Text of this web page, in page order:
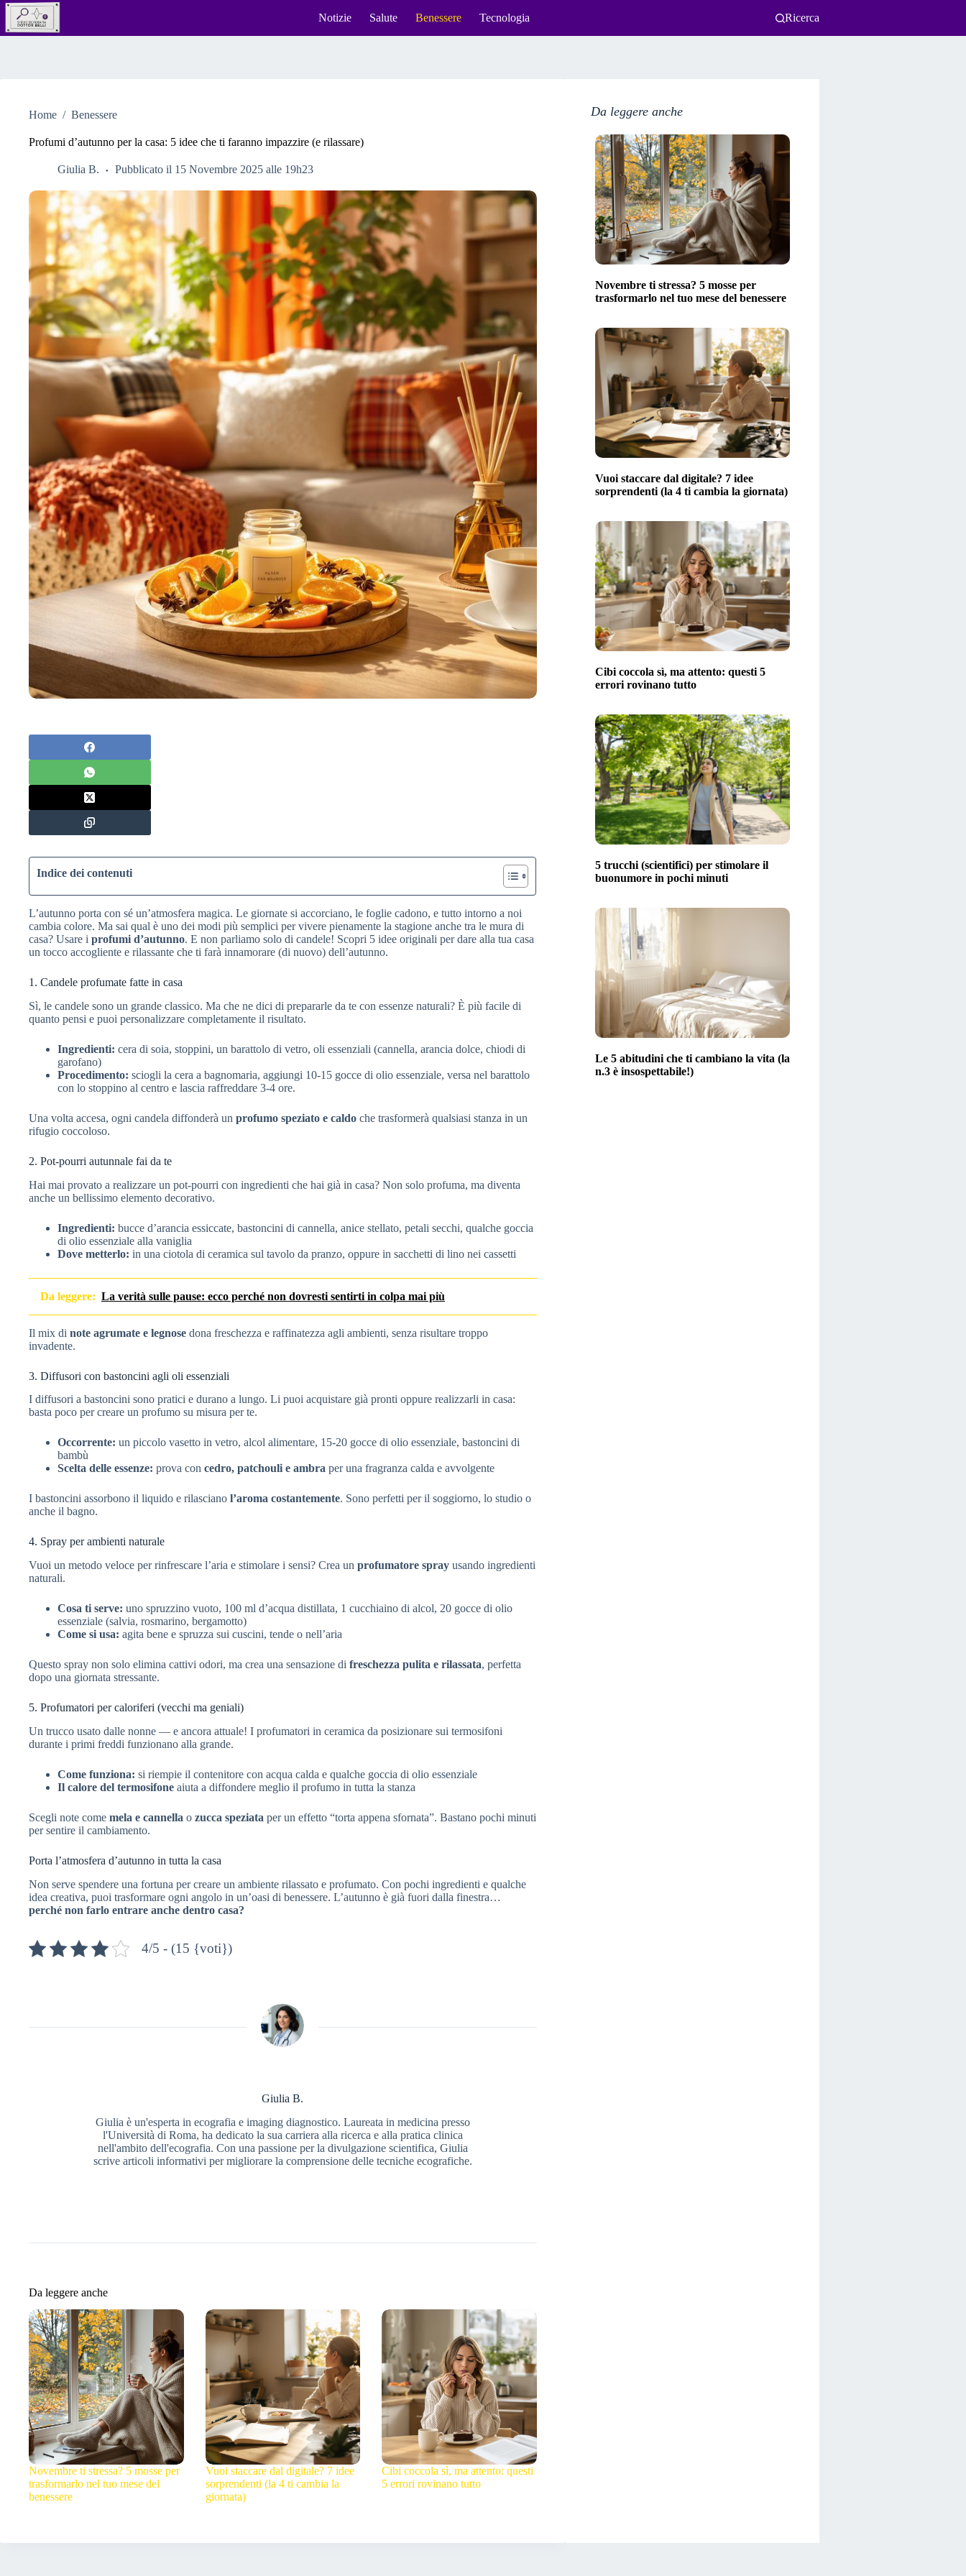
Salta
contenuto
Notizie Salute Benessere Tecnologia Ricerca
Home / Benessere
Profumi d’autunno per la casa: 5 idee che ti faranno impazzire (e rilassare)
Giulia B. Pubblicato il 15 Novembre 2025 alle 19h23
Indice dei contenuti
L’autunno porta con sé un’atmosfera magica. Le giornate si accorciano, le foglie cadono, e tutto intorno a noi
cambia colore. Ma sai qual è uno dei modi più semplici per vivere pienamente la stagione anche tra le mura di
casa? Usare i profumi d’autunno. E non parliamo solo di candele! Scopri 5 idee originali per dare alla tua casa
un tocco accogliente e rilassante che ti farà innamorare (di nuovo) dell’autunno.
1. Candele profumate fatte in casa
Sì, le candele sono un grande classico. Ma che ne dici di prepararle da te con essenze naturali? È più facile di
quanto pensi e puoi personalizzare completamente il risultato.
Ingredienti: cera di soia, stoppini, un barattolo di vetro, oli essenziali (cannella, arancia dolce, chiodi di
garofano)
Procedimento: sciogli la cera a bagnomaria, aggiungi 10-15 gocce di olio essenziale, versa nel barattolo
con lo stoppino al centro e lascia raffreddare 3-4 ore.
Una volta accesa, ogni candela diffonderà un profumo speziato e caldo che trasformerà qualsiasi stanza in un
rifugio coccoloso.
2. Pot-pourri autunnale fai da te
Hai mai provato a realizzare un pot-pourri con ingredienti che hai già in casa? Non solo profuma, ma diventa
anche un bellissimo elemento decorativo.
Ingredienti: bucce d’arancia essiccate, bastoncini di cannella, anice stellato, petali secchi, qualche goccia
di olio essenziale alla vaniglia
Dove metterlo: in una ciotola di ceramica sul tavolo da pranzo, oppure in sacchetti di lino nei cassetti
Da leggere: La verità sulle pause: ecco perché non dovresti sentirti in colpa mai più
Il mix di note agrumate e legnose dona freschezza e raffinatezza agli ambienti, senza risultare troppo
invadente.
3. Diffusori con bastoncini agli oli essenziali
I diffusori a bastoncini sono pratici e durano a lungo. Li puoi acquistare già pronti oppure realizzarli in casa:
basta poco per creare un profumo su misura per te.
Occorrente: un piccolo vasetto in vetro, alcol alimentare, 15-20 gocce di olio essenziale, bastoncini di
bambù
Scelta delle essenze: prova con cedro, patchouli e ambra per una fragranza calda e avvolgente
I bastoncini assorbono il liquido e rilasciano l’aroma costantemente. Sono perfetti per il soggiorno, lo studio o
anche il bagno.
4. Spray per ambienti naturale
Vuoi un metodo veloce per rinfrescare l’aria e stimolare i sensi? Crea un profumatore spray usando ingredienti
naturali.
Cosa ti serve: uno spruzzino vuoto, 100 ml d’acqua distillata, 1 cucchiaino di alcol, 20 gocce di olio
essenziale (salvia, rosmarino, bergamotto)
Come si usa: agita bene e spruzza sui cuscini, tende o nell’aria
Questo spray non solo elimina cattivi odori, ma crea una sensazione di freschezza pulita e rilassata, perfetta
dopo una giornata stressante.
5. Profumatori per caloriferi (vecchi ma geniali)
Un trucco usato dalle nonne — e ancora attuale! I profumatori in ceramica da posizionare sui termosifoni
durante i primi freddi funzionano alla grande.
Come funziona: si riempie il contenitore con acqua calda e qualche goccia di olio essenziale
Il calore del termosifone aiuta a diffondere meglio il profumo in tutta la stanza
Scegli note come mela e cannella o zucca speziata per un effetto “torta appena sfornata”. Bastano pochi minuti
per sentire il cambiamento.
Porta l’atmosfera d’autunno in tutta la casa
Non serve spendere una fortuna per creare un ambiente rilassato e profumato. Con pochi ingredienti e qualche
idea creativa, puoi trasformare ogni angolo in un’oasi di benessere. L’autunno è già fuori dalla finestra…
perché non farlo entrare anche dentro casa?
4/5 - (15 {voti})
Giulia B.
Giulia è un'esperta in ecografia e imaging diagnostico. Laureata in medicina presso
l'Università di Roma, ha dedicato la sua carriera alla ricerca e alla pratica clinica
nell'ambito dell'ecografia. Con una passione per la divulgazione scientifica, Giulia
scrive articoli informativi per migliorare la comprensione delle tecniche ecografiche.
Da leggere anche
Novembre ti stressa? 5 mosse per
trasformarlo nel tuo mese del
benessere
Vuoi staccare dal digitale? 7 idee
sorprendenti (la 4 ti cambia la
giornata)
Cibi coccola sì, ma attento: questi
5 errori rovinano tutto
Da leggere anche
Novembre ti stressa? 5 mosse per
trasformarlo nel tuo mese del benessere
Vuoi staccare dal digitale? 7 idee
sorprendenti (la 4 ti cambia la giornata)
Cibi coccola sì, ma attento: questi 5
errori rovinano tutto
5 trucchi (scientifici) per stimolare il
buonumore in pochi minuti
Le 5 abitudini che ti cambiano la vita (la
n.3 è insospettabile!)